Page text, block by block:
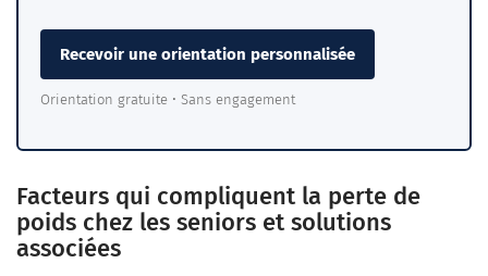
Recevoir une orientation personnalisée
Orientation gratuite • Sans engagement
Facteurs qui compliquent la perte de
poids chez les seniors et solutions
associées